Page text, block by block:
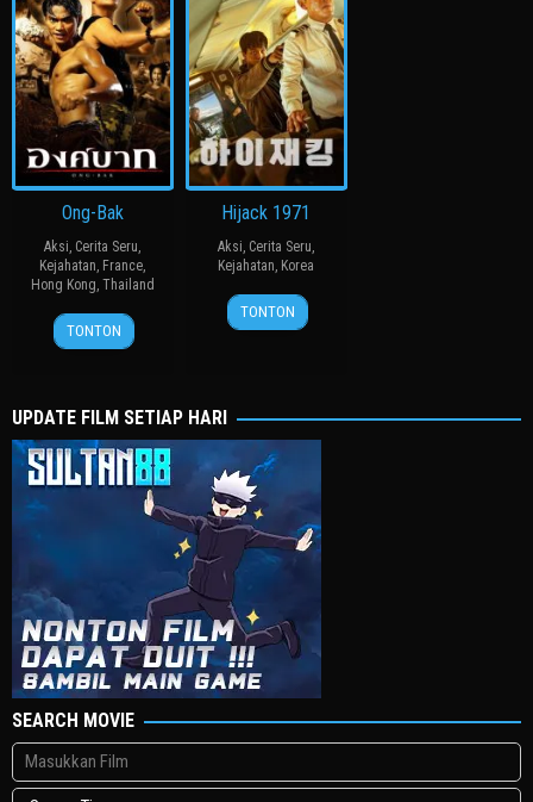
Ong-Bak
Aksi, Cerita Seru,
Kejahatan, France,
Hong Kong, Thailand
31
Jan
ปรัชญา
ปิ่น
TONTON
Hijack 1971
Aksi, Cerita Seru,
Kejahatan, Korea
21
Jun
Kim
Sung-
TONTON
UPDATE FILM SETIAP HARI
SEARCH MOVIE